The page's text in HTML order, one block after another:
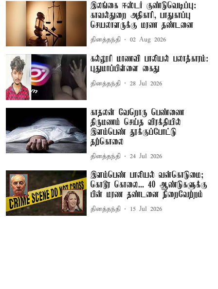
இலங்கை ஈஸ்டர் குண்டுவெடிப்பு:
காவல்துறை அதிகாரி, பாதுகாப்பு
செயலாளருக்கு மரண தண்டனை
தினத்தந்தி 02 Aug 2026
கல்லூரி மாணவி பாலியல் பலாத்காரம்:
புதுமாப்பிள்ளை கைது
தினத்தந்தி 28 Jul 2026
காதலன் வேறொரு பெண்ணை
திருமணம் செய்த விரக்தியில்
இளம்பெண் தூக்குப்போட்டு
தற்கொலை
தினத்தந்தி 24 Jul 2026
இளம்பெண் பாலியல் வன்கொடுமை;
கொடூர கொலை... 40 ஆண்டுகளுக்கு
பின் மரண தண்டனை நிறைவேற்றம்
தினத்தந்தி 15 Jul 2026